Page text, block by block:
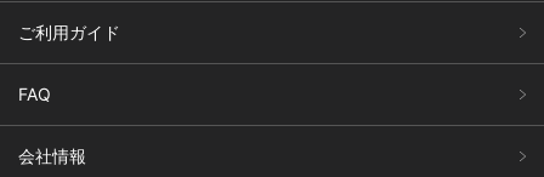
ご利用ガイド
FAQ
会社情報